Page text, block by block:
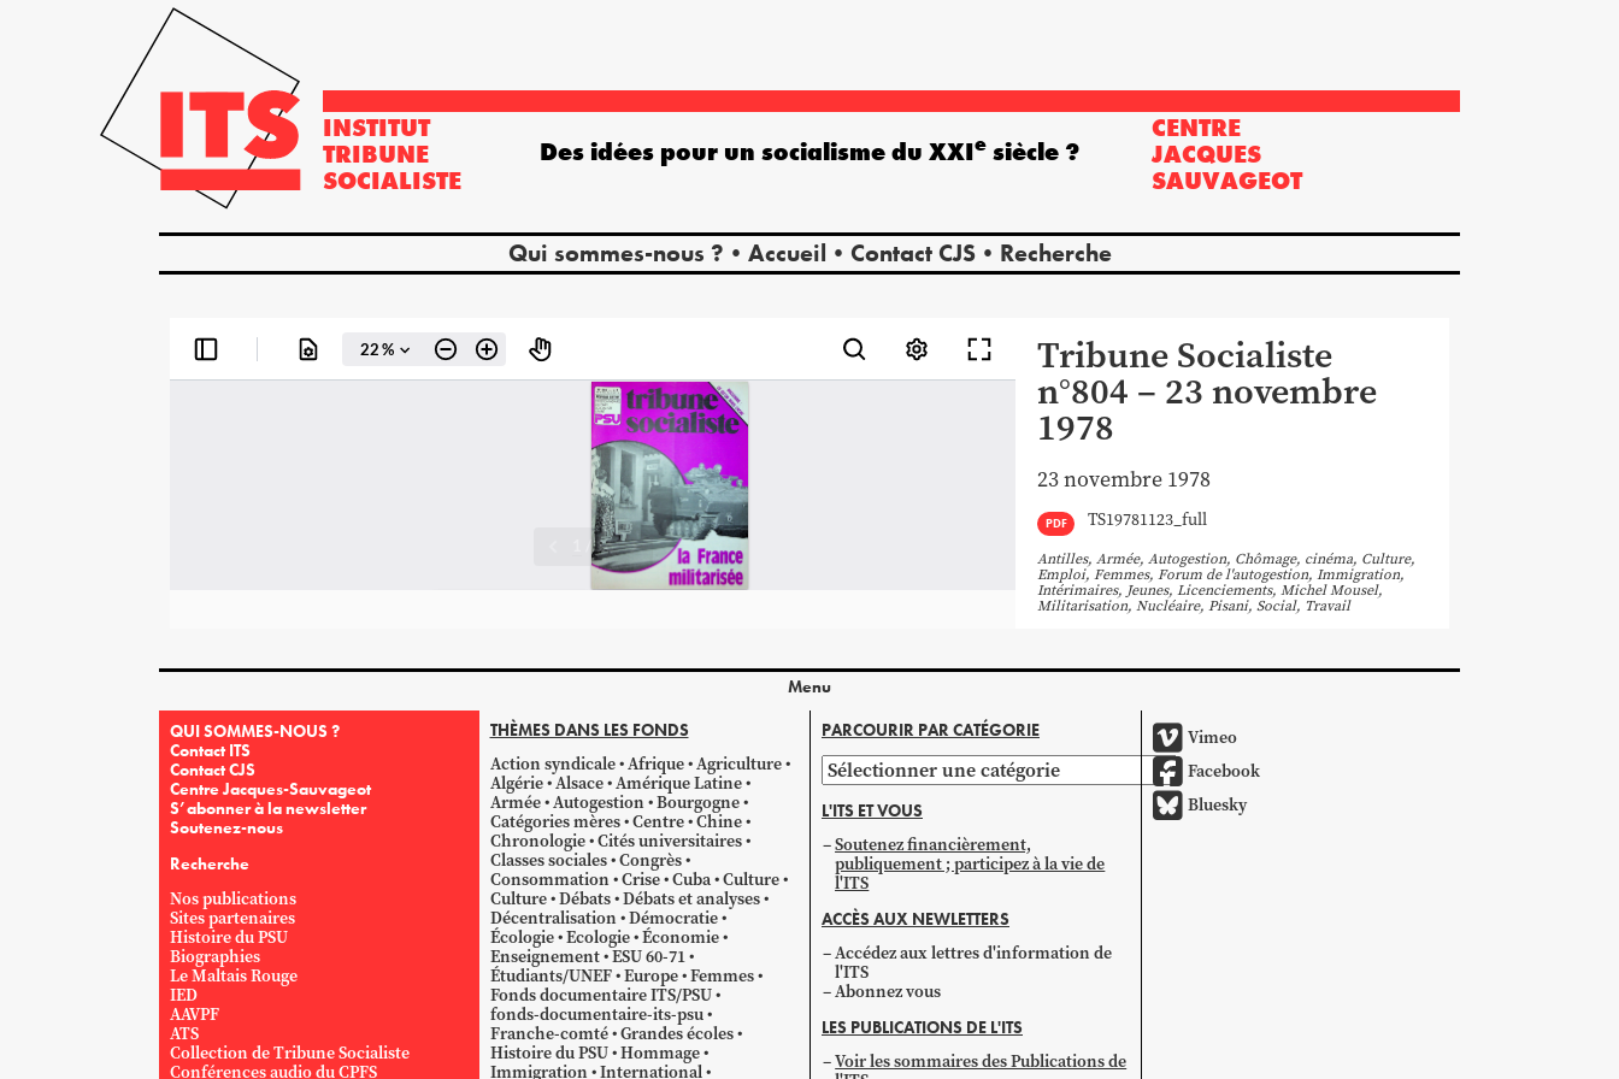
INSTITUT
TRIBUNE
SOCIALISTE
CENTRE
JACQUES
SAUVAGEOT
Qui sommes-nous ? Accueil Contact CJS Recherche
Des idées pour un socialisme du XXIe siècle ?
Tribune Socialiste
n°804 – 23 novembre
1978
23 novembre 1978
PDF TS19781123_full
Antilles, Armée, Autogestion, Chômage, cinéma, Culture,
Emploi, Femmes, Forum de l'autogestion, Immigration,
Intérimaires, Jeunes, Licenciements, Michel Mousel,
Militarisation, Nucléaire, Pisani, Social, Travail
Menu
QUI SOMMES-NOUS ?
Contact ITS
Contact CJS
Centre Jacques-Sauvageot
S’abonner à la newsletter
Soutenez-nous
Recherche
Nos publications
Sites partenaires
Histoire du PSU
Biographies
Le Maltais Rouge
IED
AAVPF
ATS
Collection de Tribune Socialiste
Conférences audio du CPFS
THÈMES DANS LES FONDS
Action syndicale Afrique Agriculture
Algérie Alsace Amérique Latine
Armée Autogestion Bourgogne
Catégories mères Centre Chine
Chronologie Cités universitaires
Classes sociales Congrès
Consommation Crise Cuba Culture
Culture Débats Débats et analyses
Décentralisation Démocratie
Écologie Ecologie Économie
Enseignement ESU 60-71
Étudiants/UNEF Europe Femmes
Fonds documentaire ITS/PSU
fonds-documentaire-its-psu
Franche-comté Grandes écoles
Histoire du PSU Hommage
Immigration International
PARCOURIR PAR CATÉGORIE
Parcourir
par
catégorie
L'ITS ET VOUS
Soutenez financièrement,
publiquement ; participez à la vie de
l'ITS
ACCÈS AUX NEWLETTERS
Accédez aux lettres d'information de
l'ITS
Abonnez vous
LES PUBLICATIONS DE L'ITS
Voir les sommaires des Publications de
Vimeo
Facebook
Bluesky